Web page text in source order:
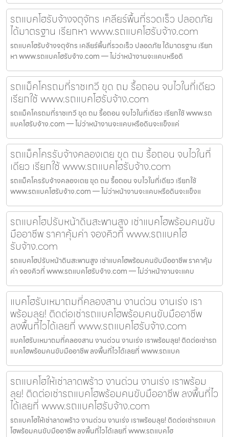
รถแบคโฮรับจ้างจตุจักร เคลียร์พื้นที่รวดเร็ว ปลอดภัย
ได้มาตรฐาน เรียกหา www.รถแบคโฮรับจ้าง.com
รถแบคโฮรับจ้างจตุจักร เคลียร์พื้นที่รวดเร็ว ปลอดภัย ได้มาตรฐาน เรียก
หา www.รถแบคโฮรับจ้าง.com — ไม่ว่าหน้างานจะแคบหรือดิ
รถแม็คโครถมที่ราชเทวี ขุด ถม รื้อถอน จบไวในที่เดียว
เรียกใช้ www.รถแบคโฮรับจ้าง.com
รถแม็คโครถมที่ราชเทวี ขุด ถม รื้อถอน จบไวในที่เดียว เรียกใช้ www.รถ
แบคโฮรับจ้าง.com — ไม่ว่าหน้างานจะแคบหรือดินจะแข็งแค่
รถแม็คโครรับจ้างคลองเตย ขุด ถม รื้อถอน จบไวในที่
เดียว เรียกใช้ www.รถแบคโฮรับจ้าง.com
รถแม็คโครรับจ้างคลองเตย ขุด ถม รื้อถอน จบไวในที่เดียว เรียกใช้
www.รถแบคโฮรับจ้าง.com — ไม่ว่าหน้างานจะแคบหรือดินจะแข็งแ
รถแบคโฮปรับหน้าดินสะพานสูง เช่าแบคโฮพร้อมคนขับ
มืออาชีพ ราคาคุ้มค่า จองคิวที่ www.รถแบคโฮ
รับจ้าง.com
รถแบคโฮปรับหน้าดินสะพานสูง เช่าแบคโฮพร้อมคนขับมืออาชีพ ราคาคุ้ม
ค่า จองคิวที่ www.รถแบคโฮรับจ้าง.com — ไม่ว่าหน้างานจะแคบ
แบคโฮรับเหมาถมที่คลองสาน งานด่วน งานเร่ง เรา
พร้อมลุย! ติดต่อเช่ารถแบคโฮพร้อมคนขับมืออาชีพ
ลงพื้นที่ไวได้เลยที่ www.รถแบคโฮรับจ้าง.com
แบคโฮรับเหมาถมที่คลองสาน งานด่วน งานเร่ง เราพร้อมลุย! ติดต่อเช่ารถ
แบคโฮพร้อมคนขับมืออาชีพ ลงพื้นที่ไวได้เลยที่ www.รถแบค
รถแบคโฮให้เช่าลาดพร้าว งานด่วน งานเร่ง เราพร้อม
ลุย! ติดต่อเช่ารถแบคโฮพร้อมคนขับมืออาชีพ ลงพื้นที่ไว
ได้เลยที่ www.รถแบคโฮรับจ้าง.com
รถแบคโฮให้เช่าลาดพร้าว งานด่วน งานเร่ง เราพร้อมลุย! ติดต่อเช่ารถแบค
โฮพร้อมคนขับมืออาชีพ ลงพื้นที่ไวได้เลยที่ www.รถแบคโฮ